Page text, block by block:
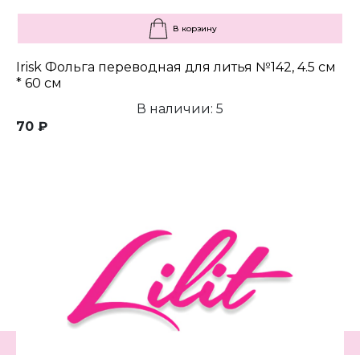
В корзину
Irisk Фольга переводная для литья №142, 4.5 см
* 60 см
В наличии: 5
70 ₽